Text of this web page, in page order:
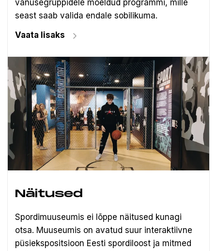
vanusegruppidele mõeldud programmi, mille
seast saab valida endale sobilikuma.
Vaata lisaks
Näitused
Spordimuuseumis ei lõppe näitused kunagi
otsa. Muuseumis on avatud suur interaktiivne
püsiekspositsioon Eesti spordiloost ja mitmed